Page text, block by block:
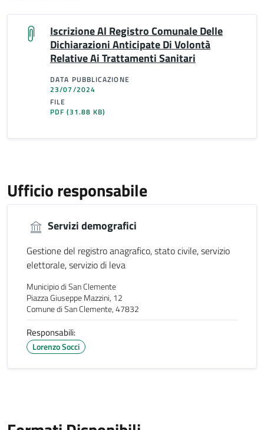
Iscrizione Al Registro Comunale Delle
Dichiarazioni Anticipate Di Volontà
Relative Ai Trattamenti Sanitari
DATA PUBBLICAZIONE
23/07/2024
FILE
PDF(31.88 KB)
Ufficio responsabile
Servizi demografici
Gestione del registro anagrafico, stato civile, servizio
elettorale, servizio di leva
Municipio di San Clemente
Piazza Giuseppe Mazzini, 12
Comune di San Clemente, 47832
Responsabili:
Lorenzo Socci